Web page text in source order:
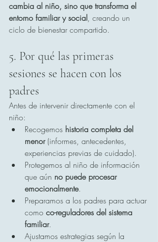
cambia al niño, sino que transforma el
entorno familiar y social, creando un
ciclo de bienestar compartido.
5. Por qué las primeras
sesiones se hacen con los
padres
Antes de intervenir directamente con el
niño:
Recogemos historia completa del
menor (informes, antecedentes,
experiencias previas de cuidado).
Protegemos al niño de información
que aún no puede procesar
emocionalmente.
Preparamos a los padres para actuar
como co-reguladores del sistema
familiar.
Ajustamos estrategias según la